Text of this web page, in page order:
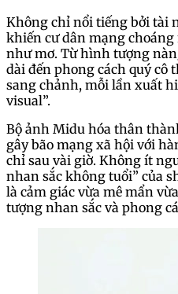
Không chỉ nổi tiếng bởi tài
khiến cư dân mạng
như mơ. Từ hình tượng
dài đến phong cách quý cô
sang chảnh, mỗi lần xuất
visual”.
Bộ ảnh Midu hóa thân
gây bão mạng xã hội với
chỉ sau vài giờ. Không ít
nhan sắc không tuổi” của
là cảm giác vừa mê mẩn
tượng nhan sắc và phong